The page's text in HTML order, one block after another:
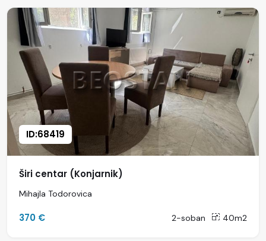
ID:68419
Širi centar (Konjarnik)
Mihajla Todorovica
370 € 2-soban 40m2